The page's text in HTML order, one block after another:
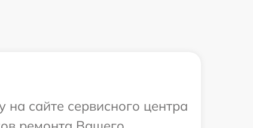
сайте сервисного центра